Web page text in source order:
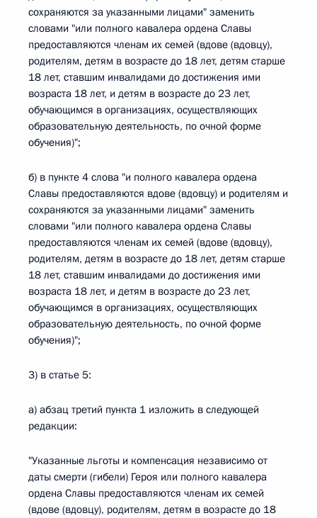
сохраняются за указанными лицами" заменить
словами "или полного кавалера ордена Славы
предоставляются членам их семей (вдове (вдовцу),
родителям, детям в возрасте до 18 лет, детям старше
18 лет, ставшим инвалидами до достижения ими
возраста 18 лет, и детям в возрасте до 23 лет,
обучающимся в организациях, осуществляющих
образовательную деятельность, по очной форме
обучения)";
б) в пункте 4 слова "и полного кавалера ордена
Славы предоставляются вдове (вдовцу) и родителям и
сохраняются за указанными лицами" заменить
словами "или полного кавалера ордена Славы
предоставляются членам их семей (вдове (вдовцу),
родителям, детям в возрасте до 18 лет, детям старше
18 лет, ставшим инвалидами до достижения ими
возраста 18 лет, и детям в возрасте до 23 лет,
обучающимся в организациях, осуществляющих
образовательную деятельность, по очной форме
обучения)";
3) в статье 5:
а) абзац третий пункта 1 изложить в следующей
редакции:
"Указанные льготы и компенсация независимо от
даты смерти (гибели) Героя или полного кавалера
ордена Славы предоставляются членам их семей
(вдове (вдовцу), родителям, детям в возрасте до 18